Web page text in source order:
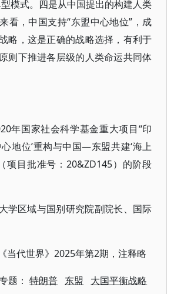
模式。四是从中国提出的构建人类
看，中国支持“东盟中心地位”，成
略，这是正确的战略选择，有利于
则下推进各层级的人类命运共同体
年国家社会科学基金重大项目“印
地位’重构与中国—东盟共建‘海上
项目批准号：20&ZD145）的阶段
学区域与国别研究院副院长、国际
当代世界》2025年第2期，注释略
题：特朗普 东盟 大国平衡战略